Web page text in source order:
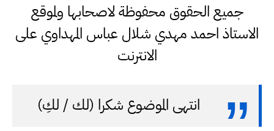
جميع الحقوق محفوظة لاصحابها ولموقع
الاستاذ احمد مهدي شلال عباس المهداوي على
الانترنت
انتهى الموضوع شكرا (لك / لكِ)